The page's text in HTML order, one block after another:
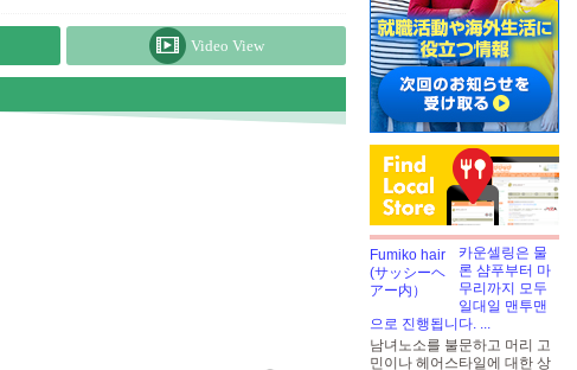
Video View
카운셀링은 물
론 샴푸부터 마
무리까지 모두
일대일 맨투맨
으로 진행됩니다. ...
남녀노소를 불문하고 머리 고
민이나 헤어스타일에 대한 상